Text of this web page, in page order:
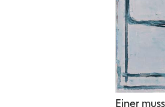
Einer